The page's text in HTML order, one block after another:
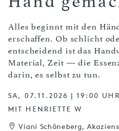
Alles beginnt mit den
erschaffen. Ob schlicht
entscheidend ist das
Material, Zeit — die
darin, es selbst zu tun.
SA, 07.11.2026 | 19:00
MIT HENRIETTE W
Viani Schöneberg,